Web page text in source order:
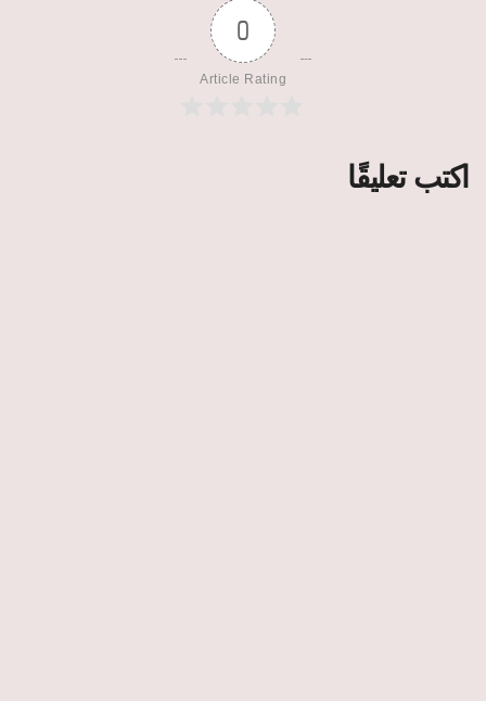
0
Article Rating
اكتب تعليقًا